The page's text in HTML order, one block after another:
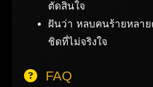
ตัดสินใจ
ฝันว่า หลบคนร้ายหลา
ชิดที่ไม่จริงใจ
FAQ